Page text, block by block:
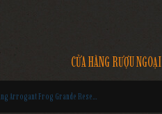
CỬA HÀNG RƯỢU NGOẠI
Rượu Vang Arrogant Frog Grande Reserve Pezenas